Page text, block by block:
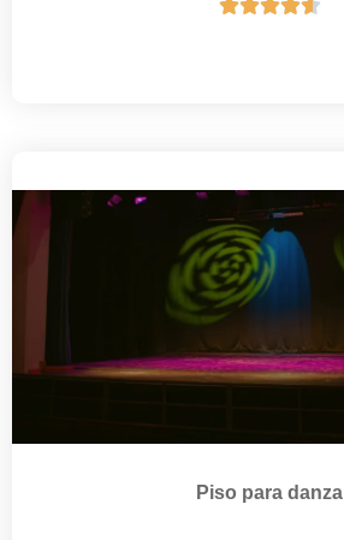

Piso para danza